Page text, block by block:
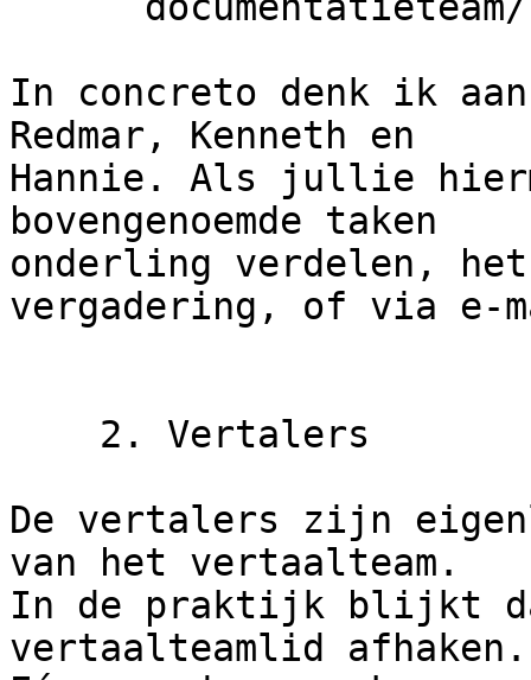
In concreto denk ik
Redmar, Kenneth en
Hannie. Als jullie
bovengenoemde taken
onderling verdelen,
vergadering, of via e-
De vertalers zijn
van het vertaalteam.
In de praktijk blijkt
vertaalteamlid